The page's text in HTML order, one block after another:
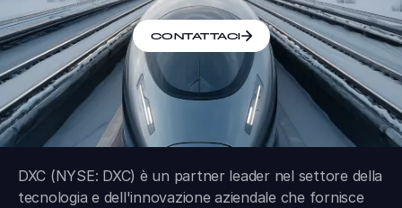
CONTATTACI
DXC (NYSE: DXC) è un partner leader nel settore della
tecnologia e dell'innovazione aziendale che fornisce